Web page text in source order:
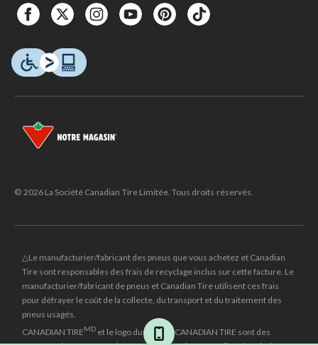
© 2026 La Société Canadian Tire Limitée. Tous droits réservés.
△Le manufacturier/fabricant des pneus que vous achetez et Canadian
Tire sont responsables des frais de recyclage inclus sur cette facture. Le
manufacturier/fabricant de pneus et Canadian Tire utilisent ces frais
pour défrayer le coût de la collecte, du transport et du traitement des
pneus usagés.
CANADIAN TIREMD et le logo du triangle CANADIAN TIRE sont des